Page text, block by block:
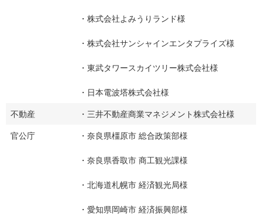
・株式会社よみうりランド様
・株式会社サンシャインエンタプライズ様
・東武タワースカイツリー株式会社様
・日本電波塔株式会社様
不動産 ・三井不動産商業マネジメント株式会社様
官公庁 ・奈良県橿原市 総合政策部様
・奈良県香取市 商工観光課様
・北海道札幌市 経済観光局様
・愛知県岡崎市 経済振興部様